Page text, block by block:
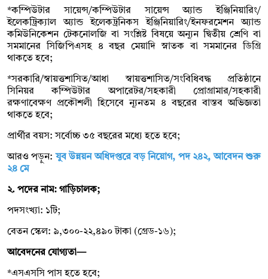
*কম্পিউটার সায়েন্স/কম্পিউটার সায়েন্স অ্যান্ড ইঞ্জিনিয়ারিং/
ইলেকট্রিক্যাল অ্যান্ড ইলেকট্রনিকস ইঞ্জিনিয়ারিং/ইনফরমেশন অ্যান্ড
কমিউনিকেশন টেকনোলজি বা সংশ্লিষ্ট বিষয়ে অন্যূন দ্বিতীয় শ্রেণি বা
সমমানের সিজিপিএসহ ৪ বছর মেয়াদি স্নাতক বা সমমানের ডিগ্রি
থাকতে হবে;
*সরকারি/স্বায়ত্তশাসিত/আধা স্বায়ত্তশাসিত/সংবিধিবদ্ধ প্রতিষ্ঠানে
সিনিয়র কম্পিউটার অপারেটর/সহকারী প্রোগ্রামার/সহকারী
রক্ষণাবেক্ষণ প্রকৌশলী হিসেবে ন্যূনতম ৪ বছরের বাস্তব অভিজ্ঞতা
থাকতে হবে;
প্রার্থীর বয়স: সর্বোচ্চ ৩৫ বছরের মধ্যে হতে হবে;
আরও পড়ুন:যুব উন্নয়ন অধিদপ্তরে বড় নিয়োগ, পদ ২৪২, আবেদন শুরু
২৪ মে
২. পদের নাম: গাড়িচালক;
পদসংখ্যা: ১টি;
বেতন স্কেল: ৯,৩০০-২২,৪৯০ টাকা (গ্রেড-১৬);
আবেদনের যোগ্যতা—
*এসএসসি পাস হতে হবে;